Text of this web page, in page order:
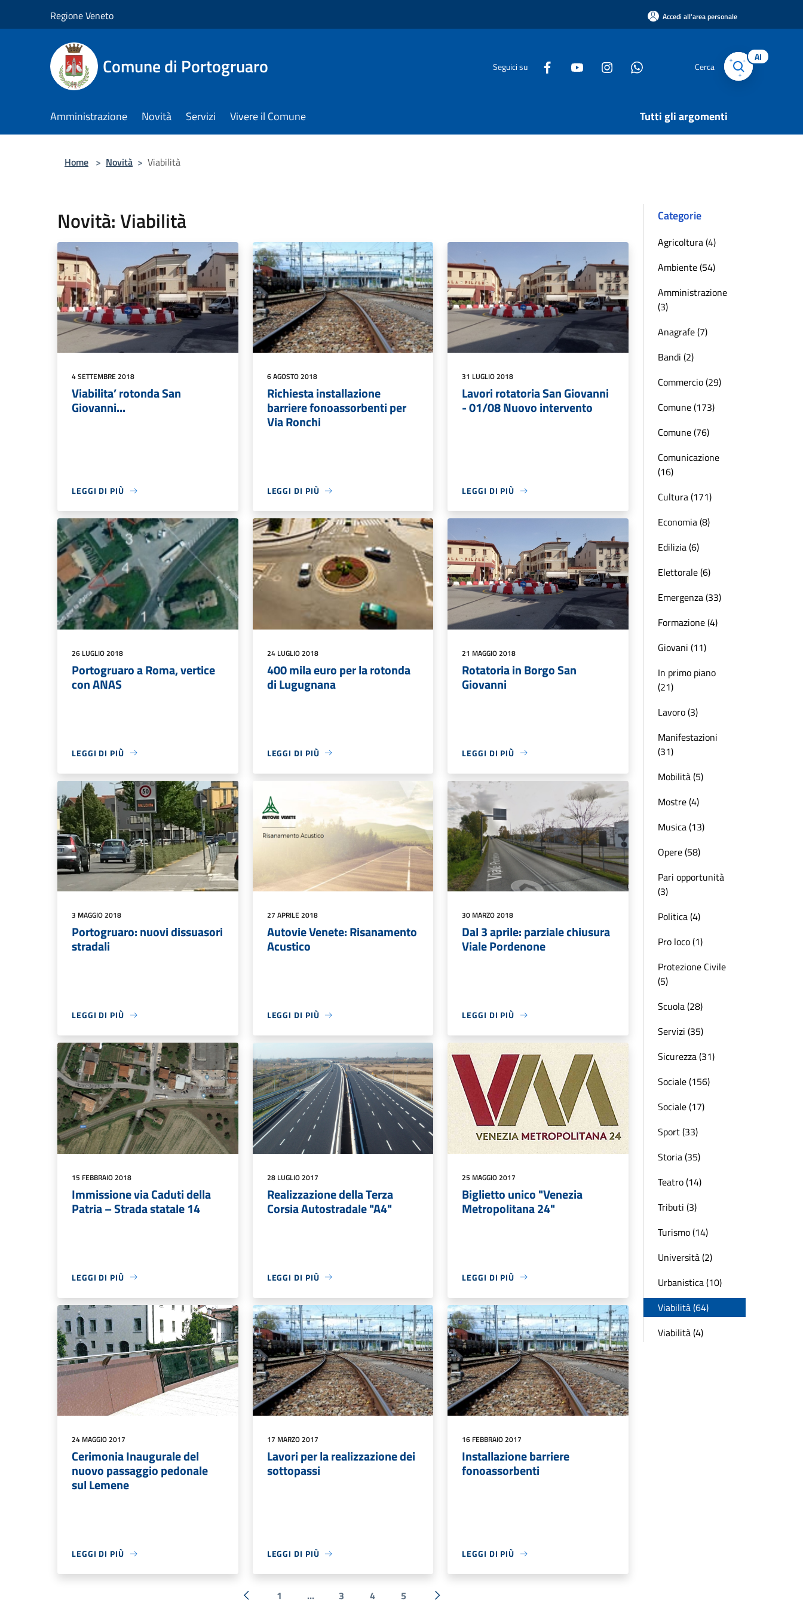
Regione Veneto Accedi all'area personale
Comune di Portogruaro Seguici su Cerca
AI
Amministrazione Novità Servizi Vivere il Comune Tutti gli argomenti
Home > Novità > Viabilità
Novità: Viabilità
4 SETTEMBRE 2018
Viabilita’ rotonda San
Giovanni...
LEGGI DI PIÙ
6 AGOSTO 2018
Richiesta installazione
barriere fonoassorbenti per
Via Ronchi
LEGGI DI PIÙ
31 LUGLIO 2018
Lavori rotatoria San Giovanni
- 01/08 Nuovo intervento
LEGGI DI PIÙ
26 LUGLIO 2018
Portogruaro a Roma, vertice
con ANAS
LEGGI DI PIÙ
24 LUGLIO 2018
400 mila euro per la rotonda
di Lugugnana
LEGGI DI PIÙ
21 MAGGIO 2018
Rotatoria in Borgo San
Giovanni
LEGGI DI PIÙ
3 MAGGIO 2018
Portogruaro: nuovi dissuasori
stradali
LEGGI DI PIÙ
27 APRILE 2018
Autovie Venete: Risanamento
Acustico
LEGGI DI PIÙ
30 MARZO 2018
Dal 3 aprile: parziale chiusura
Viale Pordenone
LEGGI DI PIÙ
15 FEBBRAIO 2018
Immissione via Caduti della
Patria – Strada statale 14
LEGGI DI PIÙ
28 LUGLIO 2017
Realizzazione della Terza
Corsia Autostradale "A4"
LEGGI DI PIÙ
25 MAGGIO 2017
Biglietto unico "Venezia
Metropolitana 24"
LEGGI DI PIÙ
24 MAGGIO 2017
Cerimonia Inaugurale del
nuovo passaggio pedonale
sul Lemene
LEGGI DI PIÙ
17 MARZO 2017
Lavori per la realizzazione dei
sottopassi
LEGGI DI PIÙ
16 FEBBRAIO 2017
Installazione barriere
fonoassorbenti
LEGGI DI PIÙ
« Precedente
1 ... 3 4 5
Successiva »
Categorie
Agricoltura (4)
Ambiente (54)
Amministrazione
(3)
Anagrafe (7)
Bandi (2)
Commercio (29)
Comune (173)
Comune (76)
Comunicazione
(16)
Cultura (171)
Economia (8)
Edilizia (6)
Elettorale (6)
Emergenza (33)
Formazione (4)
Giovani (11)
In primo piano
(21)
Lavoro (3)
Manifestazioni
(31)
Mobilità (5)
Mostre (4)
Musica (13)
Opere (58)
Pari opportunità
(3)
Politica (4)
Pro loco (1)
Protezione Civile
(5)
Scuola (28)
Servizi (35)
Sicurezza (31)
Sociale (156)
Sociale (17)
Sport (33)
Storia (35)
Teatro (14)
Tributi (3)
Turismo (14)
Università (2)
Urbanistica (10)
Viabilità (64)
Viabilità (4)